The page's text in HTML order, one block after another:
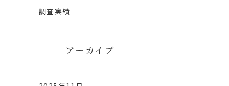
調査実績
アーカイブ